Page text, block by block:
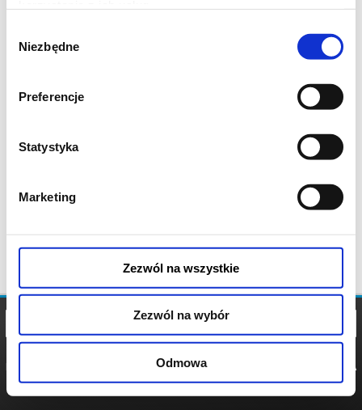
zgody
Niezbędne
Preferencje
Statystyka
Marketing
Zezwól na wszystkie
Zezwól na wybór
Odmowa
POLITYKA
POLITYKA